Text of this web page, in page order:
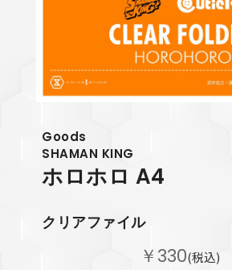
Goods
SHAMAN KING
ホロホロ A4
クリアファイル
￥330(税込)